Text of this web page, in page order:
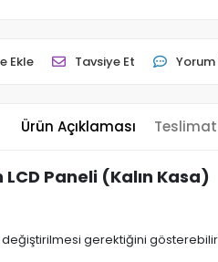
Ekle Tavsiye Et Yorum
Ürün Açıklaması
Paneli (Kalın Kasa)
değiştirilmesi gerektiğini